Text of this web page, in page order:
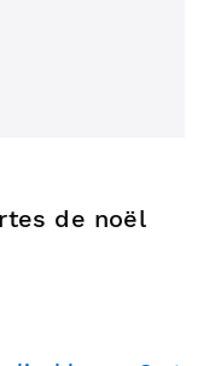
qui fait
de noël